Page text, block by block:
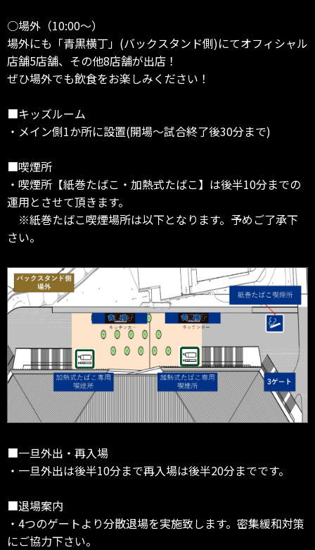
○場外（10:00～）
場外にも「青黒横丁」(バックスタンド側)にてオフィシャル
店舗5店舗、その他8店舗が出店！
ぜひ場外でも飲食をお楽しみください！
■キッズルーム
・メイン側1か所に設置(開場～試合終了後30分まで)
■喫煙所
・喫煙所【紙巻たばこ・加熱式たばこ】は後半10分までの
運用とさせて頂きます。
※紙巻たばこ喫煙場所は以下となります。予めご了承下
さい。
■一旦外出・再入場
・一旦外出は後半10分まで再入場は後半20分までです。
■退場案内
・4つのゲートより分散退場を実施致します。密集緩和対策
にご協力下さい。